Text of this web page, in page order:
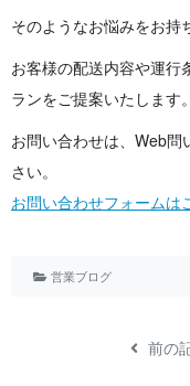
そのようなお悩みをお持
お客様の配送内容や運行
ランをご提案いた し ま す 。
お問い合わせは、Web
さい。
お問い合わせフォームは
営業ブログ
前の